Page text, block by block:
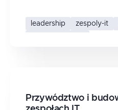
leadership zespoly-it
Przywództwo i